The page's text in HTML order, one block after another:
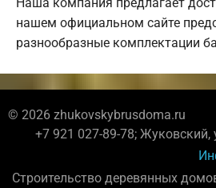
нашем официальном сайте
разнообразные комплектации
© 2026 zhukovskybrusdoma.ru
+7 921 027-89-78;
Строительство деревянных